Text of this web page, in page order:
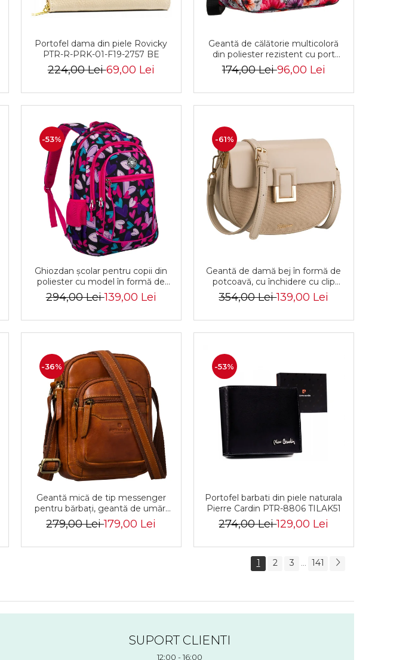
Portofel dama din piele Rovicky
PTR-R-PRK-01-F19-2757 BE
224,00 Lei69,00 Lei
Geantă de călătorie multicoloră
din poliester rezistent cu port
USB, acoperită cu un model
vegetal - Rovicky PTR-R-TL15608-
174,00 Lei96,00 Lei
-53%
Ghiozdan școlar pentru copii din
poliester cu model în formă de
inimă - Peterson PTR-PTN
BIEDRONKA G54
294,00 Lei139,00 Lei
-61%
Geantă de damă bej în formă de
potcoavă, cu închidere cu clip
magnetic - Peterson PTR-PTN
PIWONIA BEIGE
354,00 Lei139,00 Lei
-36%
Geantă mică de tip messenger
pentru bărbați, geantă de umăr,
geantă de oraș maro din piele
naturală - Peterson
279,00 Lei179,00 Lei
-53%
Portofel barbati din piele naturala
Pierre Cardin PTR-8806 TILAK51
274,00 Lei129,00 Lei
1 2 3 141
SUPORT CLIENTI
12:00 - 16:00